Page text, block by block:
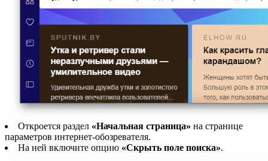
Откроется раздел «Начальная страница» на странице
параметров интернет-обозревателя.
На ней включите опцию «Скрыть поле поиска».